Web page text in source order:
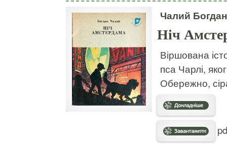
Чалий Богдан
Ніч
Віршована
пса Чарлі,
Обережно,